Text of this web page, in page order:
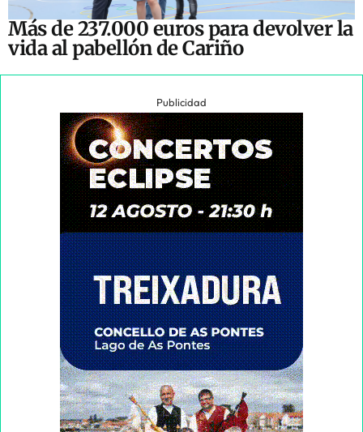
Más de 237.000 euros para devolver la
vida al pabellón de Cariño
Publicidad